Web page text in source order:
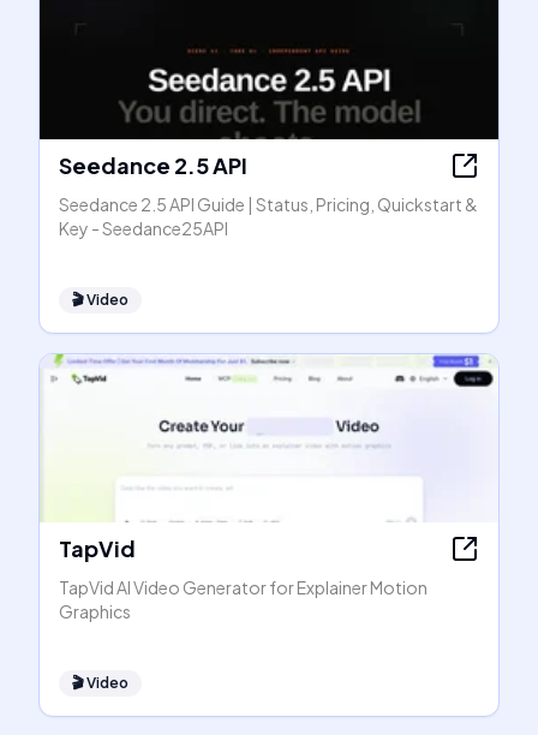
Seedance 2.5 API
Seedance 2.5 API Guide | Status, Pricing, Quickstart &
Key - Seedance25API
🎬Video
TapVid
TapVid AI Video Generator for Explainer Motion
Graphics
🎬Video